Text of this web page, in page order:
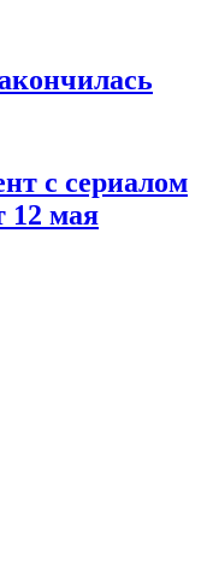
с сериалом
12 мая